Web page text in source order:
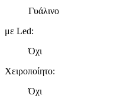
μας και την ανάπτυξη
τοποθεσίας μας στους
δικτύωσης, διαφημίσεων και
Γυάλινο
με Led:
Όχι
Χειροποίητο:
Όχι